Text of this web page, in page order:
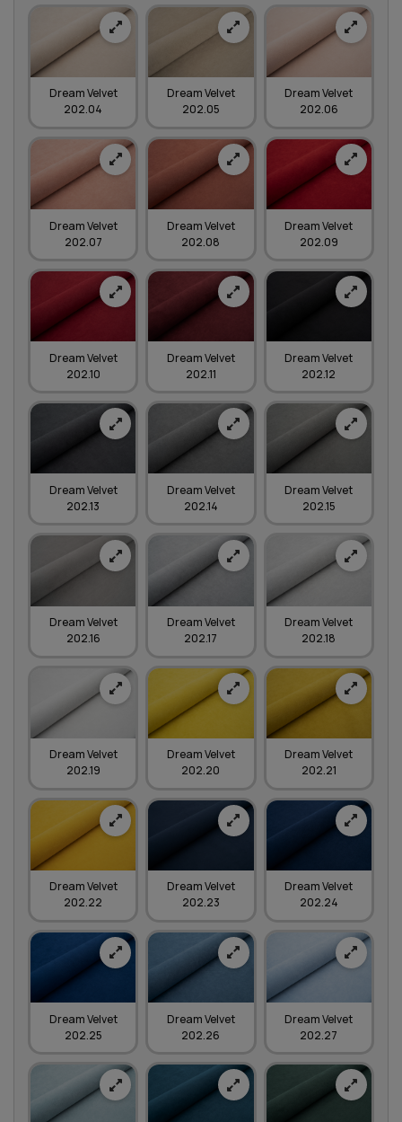
Dream Velvet
202.04
Dream Velvet
202.05
Dream Velvet
202.06
Dream Velvet
202.07
Dream Velvet
202.08
Dream Velvet
202.09
Dream Velvet
202.10
Dream Velvet
202.11
Dream Velvet
202.12
Dream Velvet
202.13
Dream Velvet
202.14
Dream Velvet
202.15
Dream Velvet
202.16
Dream Velvet
202.17
Dream Velvet
202.18
Dream Velvet
202.19
Dream Velvet
202.20
Dream Velvet
202.21
Dream Velvet
202.22
Dream Velvet
202.23
Dream Velvet
202.24
Dream Velvet
202.25
Dream Velvet
202.26
Dream Velvet
202.27